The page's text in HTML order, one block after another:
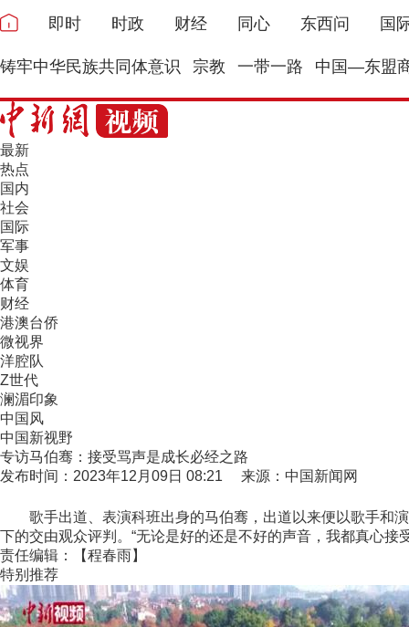
即时 时政 财经 同心 东西问 国
铸牢中华民族共同体意识 宗教 一带一路 中国—东盟
最新
热点
国内
社会
国际
军事
文娱
体育
财经
港澳台侨
微视界
洋腔队
Z世代
澜湄印象
中国风
中国新视野
专访马伯骞：接受骂声是成长必经之路
发布时间：2023年12月09日 08:21 来源：中国新闻网
歌手出道、表演科班出身的马伯骞，出道以来便以歌手和演
下的交由观众评判。“无论是好的还是不好的声音，我都真心
责任编辑：【程春雨】
特别推荐